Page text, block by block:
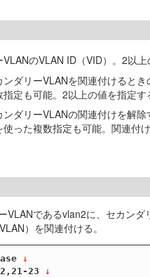
VLANのVLAN ID（VID）。2以
ダリーVLANを関連付けると
指定も可能。2以上の値を指定す
ダリーVLANの関連付けを解
使った複数指定も可能。関連付
VLANであるvlan2に、セカン
）を関連付ける。
↓
23 ↓